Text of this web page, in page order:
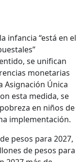
infancia “está en el
se unifican
monetarias
Asignación Única
esta medida, se
en niños de
implementación.
pesos para 2027,
de pesos para